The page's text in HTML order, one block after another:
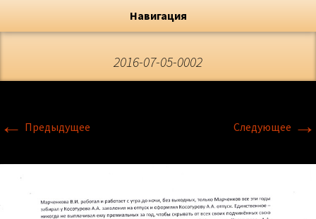
Флёрова Елена Николаевна
Художник, Официальный сайт
Навигация
2016-07-05-0002
← Предыдущее Следующее →